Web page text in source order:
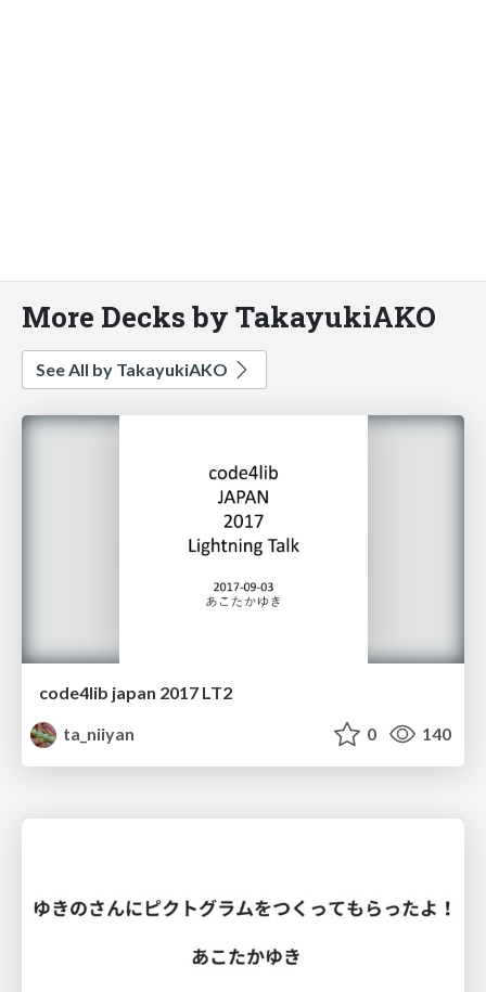
More Decks by TakayukiAKO
See All by TakayukiAKO
code4lib japan 2017 LT2
ta_niiyan
0 140